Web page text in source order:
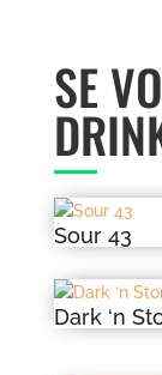
SE
Sour 43
Dark ‘n